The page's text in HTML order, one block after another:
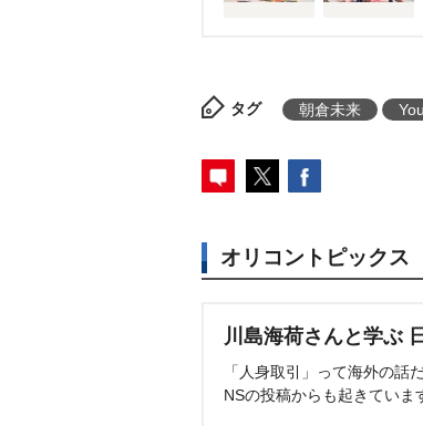
タグ 朝倉未来
オリコントピックス
川島海荷さんと学ぶ
「人身取引」って海外の話
NSの投稿からも起きていま